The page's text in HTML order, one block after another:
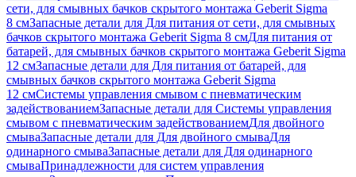
сети, для смывных бачков скрытого монтажа Geberit Sigma
8 смЗапасные детали для Для питания от сети, для смывных
бачков скрытого монтажа Geberit Sigma 8 смДля питания от
батарей, для смывных бачков скрытого монтажа Geberit Sigma
12 смЗапасные детали для Для питания от батарей, для
смывных бачков скрытого монтажа Geberit Sigma
12 смСистемы управления смывом с пневматическим
задействованиемЗапасные детали для Системы управления
смывом с пневматическим задействованиемДля двойного
смываЗапасные детали для Для двойного смываДля
одинарного смываЗапасные детали для Для одинарного
смываПринадлежности для систем управления